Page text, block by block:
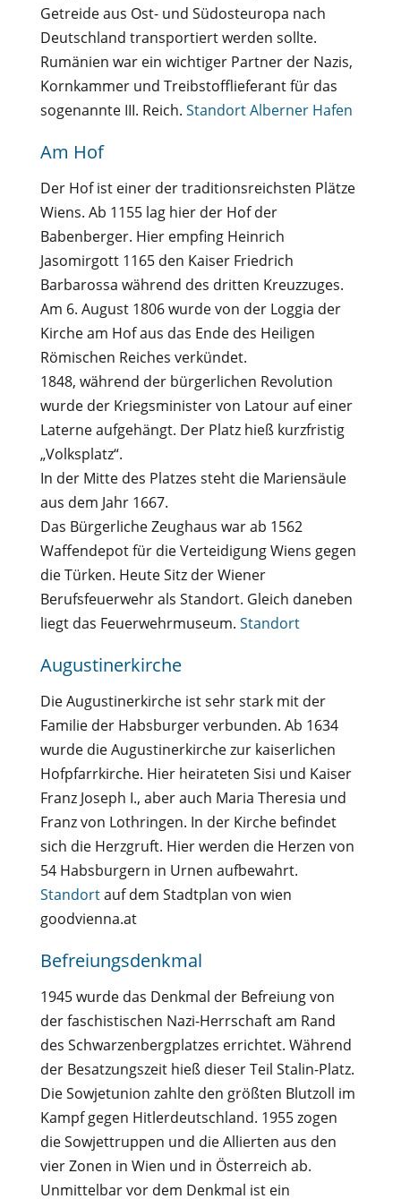
Getreide aus Ost- und Südosteuropa nach
Deutschland transportiert werden sollte.
Rumänien war ein wichtiger Partner der Nazis,
Kornkammer und Treibstofflieferant für das
sogenannte III. Reich. Standort Alberner Hafen
Am Hof
Der Hof ist einer der traditionsreichsten Plätze
Wiens. Ab 1155 lag hier der Hof der
Babenberger. Hier empfing Heinrich
Jasomirgott 1165 den Kaiser Friedrich
Barbarossa während des dritten Kreuzzuges.
Am 6. August 1806 wurde von der Loggia der
Kirche am Hof aus das Ende des Heiligen
Römischen Reiches verkündet.
1848, während der bürgerlichen Revolution
wurde der Kriegsminister von Latour auf einer
Laterne aufgehängt. Der Platz hieß kurzfristig
„Volksplatz“.
In der Mitte des Platzes steht die Mariensäule
aus dem Jahr 1667.
Das Bürgerliche Zeughaus war ab 1562
Waffendepot für die Verteidigung Wiens gegen
die Türken. Heute Sitz der Wiener
Berufsfeuerwehr als Standort. Gleich daneben
liegt das Feuerwehrmuseum. Standort
Augustinerkirche
Die Augustinerkirche ist sehr stark mit der
Familie der Habsburger verbunden. Ab 1634
wurde die Augustinerkirche zur kaiserlichen
Hofpfarrkirche. Hier heirateten Sisi und Kaiser
Franz Joseph I., aber auch Maria Theresia und
Franz von Lothringen. In der Kirche befindet
sich die Herzgruft. Hier werden die Herzen von
54 Habsburgern in Urnen aufbewahrt.
Standortauf dem Stadtplan von wien
goodvienna.at
Befreiungsdenkmal
1945 wurde das Denkmal der Befreiung von
der faschistischen Nazi-Herrschaft am Rand
des Schwarzenbergplatzes errichtet. Während
der Besatzungszeit hieß dieser Teil Stalin-Platz.
Die Sowjetunion zahlte den größten Blutzoll im
Kampf gegen Hitlerdeutschland. 1955 zogen
die Sowjettruppen und die Allierten aus den
vier Zonen in Wien und in Österreich ab.
Unmittelbar vor dem Denkmal ist ein